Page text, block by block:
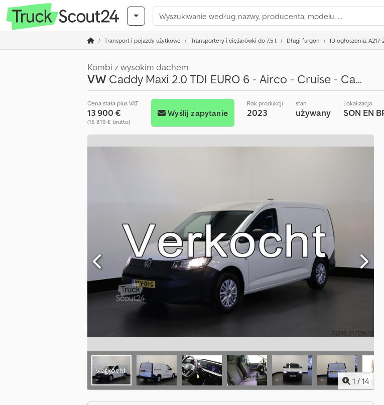
Transport i pojazdy użytkowe Transportery i ciężarówki do 7,5 t Długi furgon ID ogłoszenia:
Kombi z wysokim dachem
VW Caddy Maxi 2.0 TDI EURO 6 - Airco - Cruise - Ca...
Cena stała plus VAT
13 900 €
(16 819 € brutto)
Wyślij zapytanie
Rok produkcji
2023
stan
używany
Lokalizacja
SON EN
1 / 14